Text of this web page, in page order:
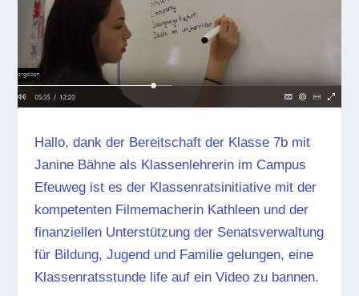
Hallo, dank der Bereitschaft der Klasse 7b mit
Janine Bähne als Klassenlehrerin im Campus
Efeuweg ist es der Klassenratsinitiative mit der
kompetenten Filmemacherin Kathleen und der
finanziellen Unterstützung der Senatsverwaltung
für Bildung, Jugend und Familie gelungen, eine
Klassenratsstunde life auf ein Video zu bannen.